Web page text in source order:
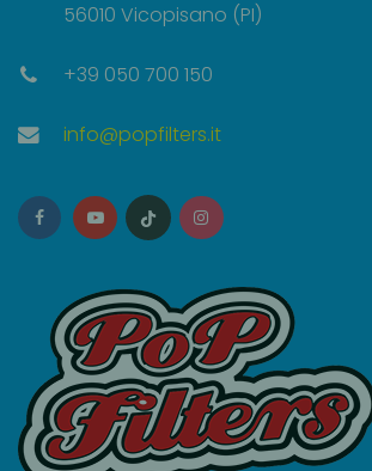
56010 Vicopisano (PI)
+39 050 700 150
info@popfilters.it